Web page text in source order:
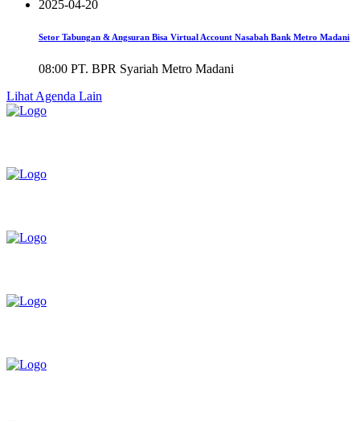
2025-04-20
Setor Tabungan & Angsuran Bisa Virtual Account Nasabah Bank Metro Madani
08:00 PT. BPR Syariah Metro Madani
Lihat Agenda Lain